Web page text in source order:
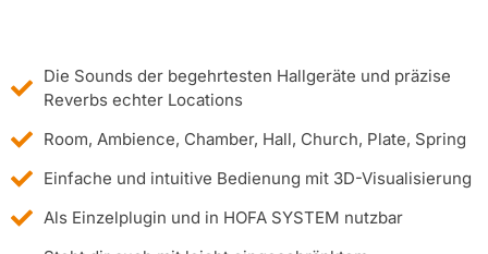
Die Sounds der begehrtesten Hallgeräte und präzise
Reverbs echter Locations
Room, Ambience, Chamber, Hall, Church, Plate, Spring
Einfache und intuitive Bedienung mit 3D-Visualisierung
Als Einzelplugin und in HOFA SYSTEM nutzbar